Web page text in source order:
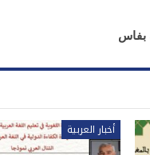
بفاس
أخبار العربية